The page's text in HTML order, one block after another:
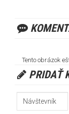
Tento obrázok
PRIDAŤ